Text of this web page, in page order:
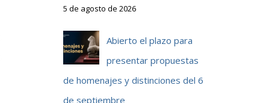
5 de agosto de 2026
Abierto el plazo para
presentar propuestas
de homenajes y distinciones del 6
de septiembre